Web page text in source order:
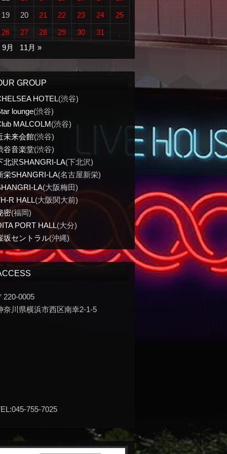
19
20 21 22 23 24
25
26
27 28 29 30
31
9月
11月 »
GROUP
HOTEL(渋谷)
lounge(渋谷)
MALCOLM(渋谷)
未来会館(渋谷)
谷音楽堂(渋谷)
北沢SHANGRI-LA(下北沢)
栄SHANGRI-LA(名古屋新栄)
LA(大阪梅田)
R HALL(大阪関大前)
密(福岡)
PORT HALL(大分)
坂セントラル(沖縄)
220-0005
奈川県横浜市西区南幸2-1-5
755-7025